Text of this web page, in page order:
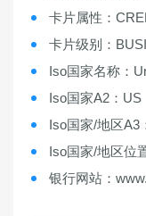
卡片属性：
卡片级别：
Iso国家名称：
Iso国家A2：US
Iso国家/地区A3
Iso国家/地区位
银行网站：